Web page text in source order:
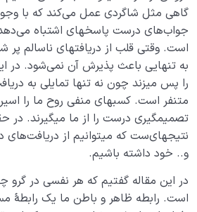
گاهی مثل شاگردی عمل می‌کند که با
جواب‌های درست پاسخ­های اشتباه
است. وقتی قلب از دریافت­های ناسالم
به تنهایی باعث پذیرش آن نمی‌شود. در
را پس می­زند چون نه تنها تمایلی به
متنفر است. کسب­های منفی روح ما را
تصمیم­گیری درست را از ما می­گیرند. در
نتیجه­ای‌ست که می­توانیم از دریافت‌های
و.. خود داشته باشیم.
در این مقاله گفتیم که هر نفسی در
است. رابطه ظاهر و باطن ما یک رابطۀ